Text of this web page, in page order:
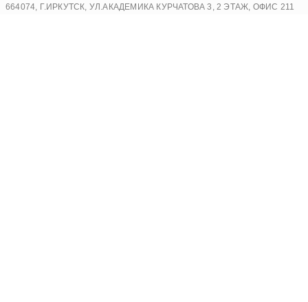
Перейти
664074, Г.ИРКУТСК, УЛ.АКАДЕМИКА КУРЧАТОВА 3, 2 ЭТАЖ, ОФИС 211